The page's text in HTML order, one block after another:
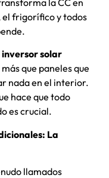
el frigorífico y todos
inversor solar
que paneles que
nada en el interior.
hace que todo
es crucial.
La
llamados